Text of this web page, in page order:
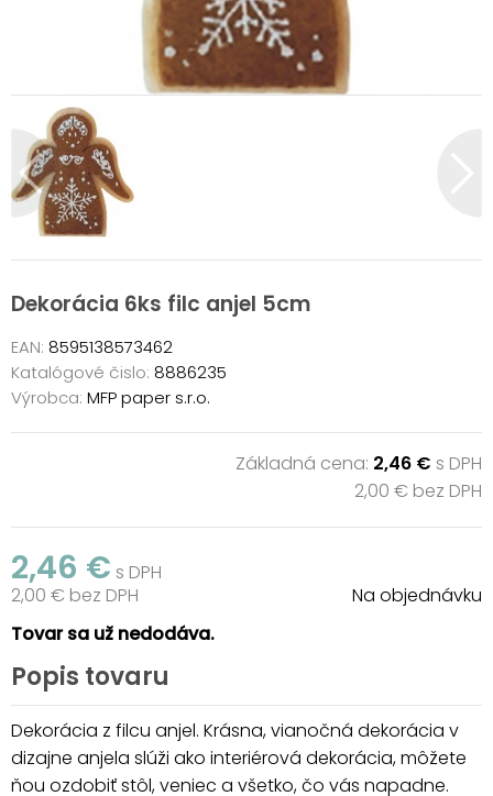
Dekorácia 6ks filc anjel 5cm
EAN: 8595138573462
Katalógové čislo: 8886235
Výrobca: MFP paper s.r.o.
Základná cena: 2,46 € s DPH
2,00 € bez DPH
2,46 € s DPH
2,00 € bez DPH
Na objednávku
Tovar sa už nedodáva.
Popis tovaru
Dekorácia z filcu anjel. Krásna, vianočná dekorácia v
dizajne anjela slúži ako interiérová dekorácia, môžete
ňou ozdobiť stôl, veniec a všetko, čo vás napadne.